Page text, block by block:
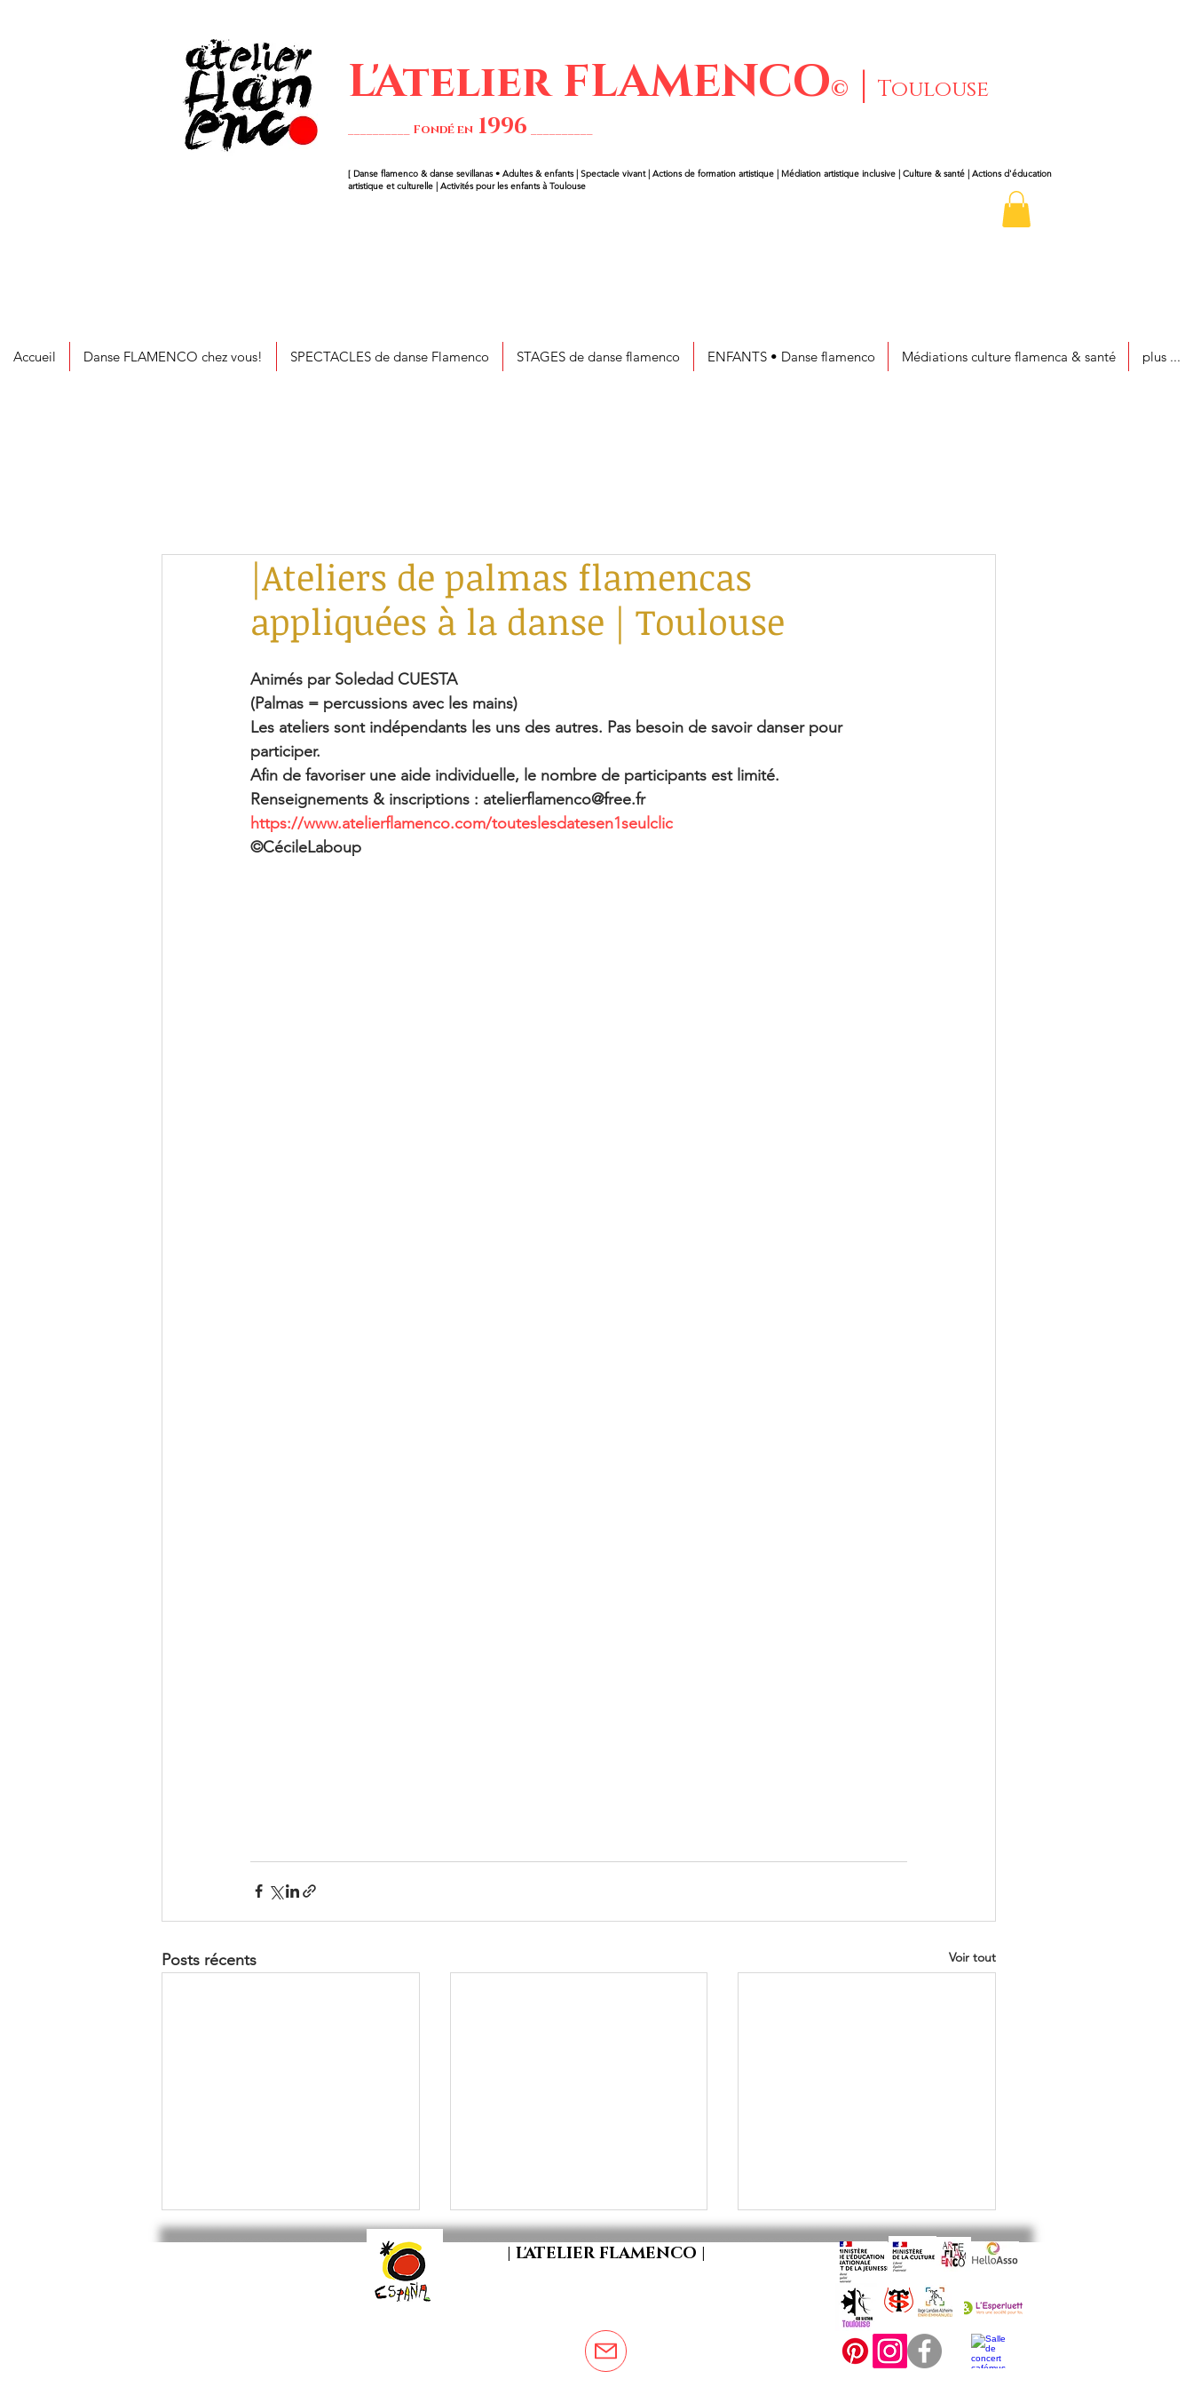
L'Atelier FLAMENCO© | Toulouse
__________ Fondé en 1996
[ Danse flamenco & danse sevillanas • Adultes & enfants | Spectacle vivant | Actions de formation artistique | Médiation artistique inclusive | Culture & santé | Actions d'éducation
artistique et culturelle | Activités pour les enfants à Toulouse
Accueil Danse FLAMENCO chez vous! SPECTACLES de danse Flamenco STAGES de danse flamenco ENFANTS • Danse flamenco Médiations culture flamenca & santé plus ...
|Ateliers de palmas flamencas
appliquées à la danse | Toulouse
Animés par Soledad CUESTA
(Palmas = percussions avec les mains)
Les ateliers sont indépendants les uns des autres. Pas besoin de savoir danser pour
participer.
Afin de favoriser une aide individuelle, le nombre de participants est limité.
Renseignements & inscriptions : atelierflamenco@free.fr
https://www.atelierflamenco.com/touteslesdatesen1seulclic
©CécileLaboup
Posts récents Voir tout
| L'ATELIER FLAMENCO |